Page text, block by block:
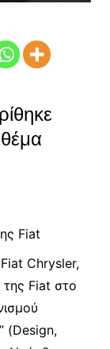
Chrysler,
της Fiat στο
(Design,